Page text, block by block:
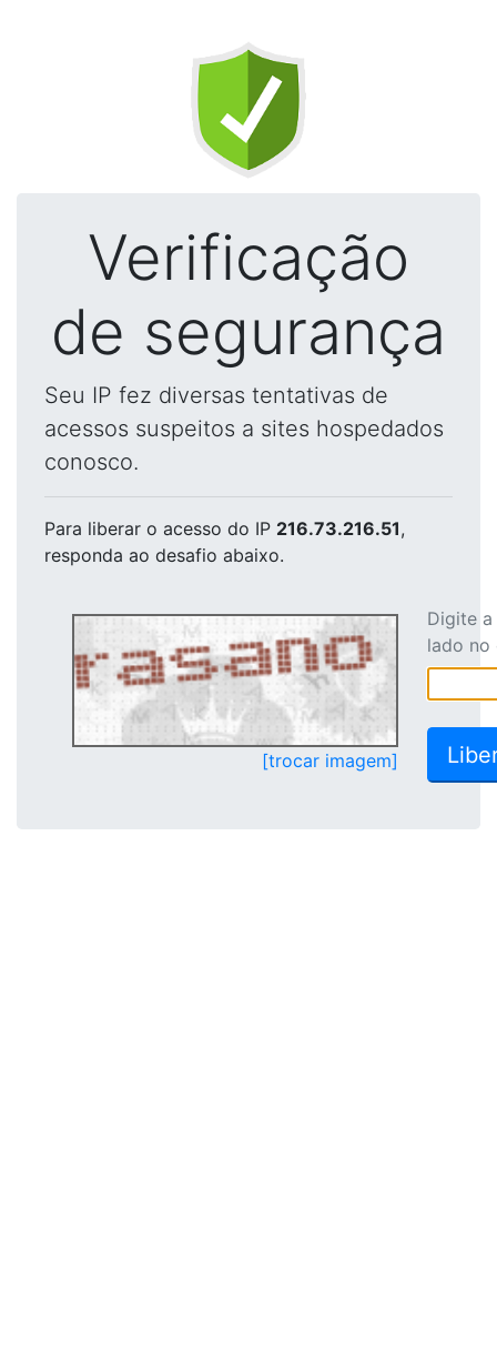
Verificação
de segurança
Seu IP fez diversas tentativas de
acessos suspeitos a sites hospedados
conosco.
Para liberar o acesso do IP 216.73.216.51,
responda ao desafio abaixo.
[trocar imagem]
Digite
lado no